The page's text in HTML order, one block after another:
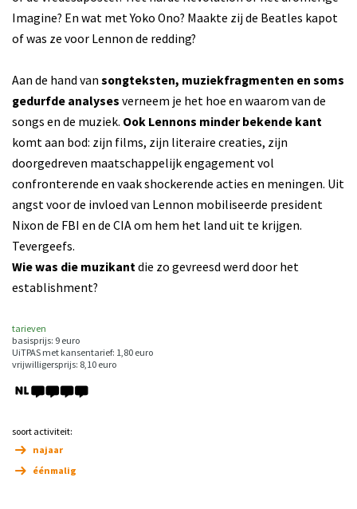
Imagine? En wat met Yoko Ono? Maakte zij de Beatles kapot
of was ze voor Lennon de redding?
Aan de hand van songteksten, muziekfragmenten en soms
gedurfde analyses verneem je het hoe en waarom van de
songs en de muziek. Ook Lennons minder bekende kant
komt aan bod: zijn films, zijn literaire creaties, zijn
doorgedreven maatschappelijk engagement vol
confronterende en vaak shockerende acties en meningen. Uit
angst voor de invloed van Lennon mobiliseerde president
Nixon de FBI en de CIA om hem het land uit te krijgen.
Tevergeefs.
Wie was die muzikantdie zo gevreesd werd door het
establishment?
tarieven
basisprijs: 9 euro
UiTPAS met kansentarief: 1,80 euro
vrijwilligersprijs: 8,10 euro
soort activiteit:
najaar
éénmalig